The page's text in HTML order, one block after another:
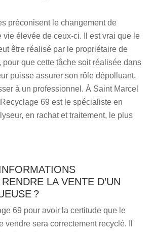
préconisent le changement de
élevée de ceux-ci. Il est vrai que le
être réalisé par le propriétaire de
que cette tâche soit réalisée dans
puisse assurer son rôle dépolluant,
à un professionnel. À Saint Marcel
69 est le spécialiste en
en rachat et traitement, le plus
LA VENTE D’UN
?
69 pour avoir la certitude que le
sera correctement recyclé. Il